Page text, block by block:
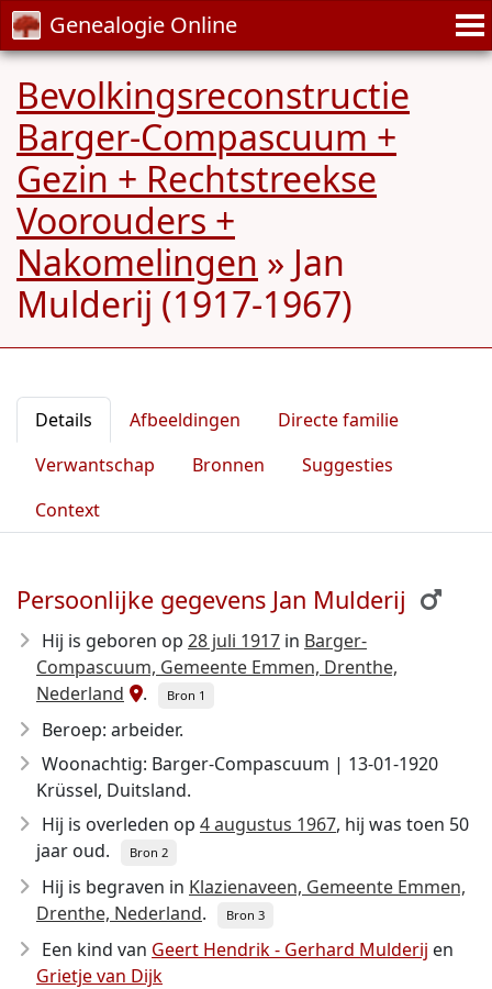
Genealogie Online
Bevolkingsreconstructie
Barger-Compascuum +
Gezin + Rechtstreekse
Voorouders +
Nakomelingen » Jan
Mulderij (1917-1967)
Details Afbeeldingen
Directe familie
Verwantschap
Bronnen
Suggesties
Context
Persoonlijke gegevens Jan Mulderij
Hij is geboren op 28 juli 1917 in Barger-
Compascuum, Gemeente Emmen, Drenthe,
Nederland
. Bron 1
Beroep: arbeider.
Woonachtig: Barger-Compascuum | 13-01-1920
Krüssel, Duitsland.
Hij is overleden op 4 augustus 1967, hij was toen 50
jaar oud.
Bron 2
Hij is begraven in Klazienaveen, Gemeente Emmen,
Drenthe, Nederland. Bron 3
Een kind van Geert Hendrik - Gerhard Mulderij en
Grietje van Dijk